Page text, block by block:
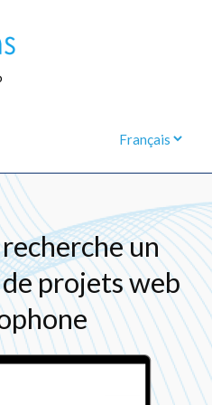
un
projets web